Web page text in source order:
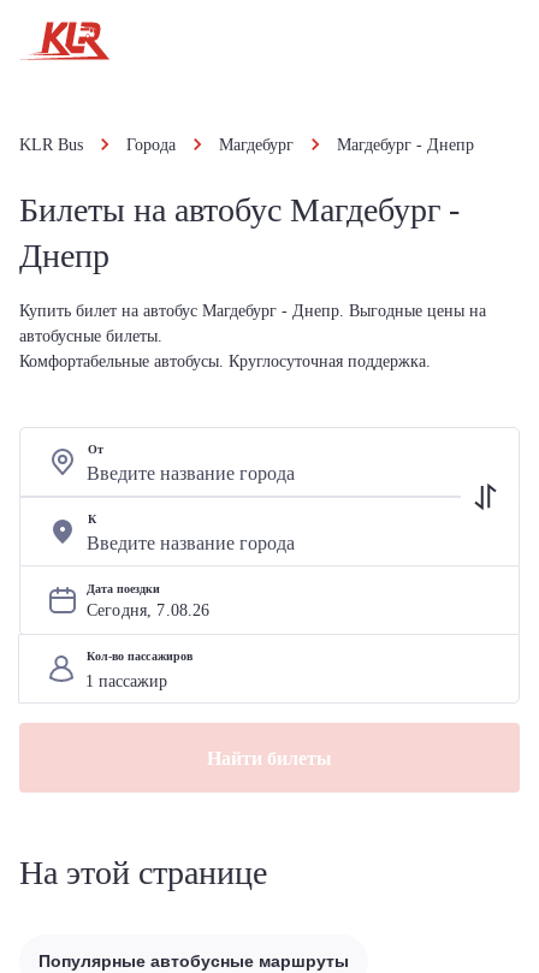
KLR Bus Города Магдебург Магдебург - Днепр
Билеты на автобус Магдебург -
Днепр
Купить билет на автобус Магдебург - Днепр. Выгодные цены на
автобусные билеты.
Комфортабельные автобусы. Круглосуточная поддержка.
От
К
Дата поездки
Сегодня, 7.08.26
Кол-во пассажиров
Найти билеты
На этой странице
Популярные автобусные маршруты